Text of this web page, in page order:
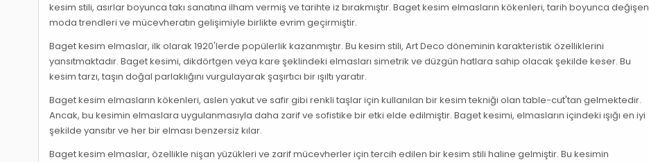
kesim stili, asırlar boyunca takı sanatına ilham vermiş ve tarihte iz bırakmıştır. Baget kesim elmasların kökenleri, tarih boyunca değişen
moda trendleri ve mücevheratın gelişimiyle birlikte evrim geçirmiştir.
Baget kesim elmaslar, ilk olarak 1920'lerde popülerlik kazanmıştır. Bu kesim stili, Art Deco döneminin karakteristik özelliklerini
yansıtmaktadır. Baget kesimi, dikdörtgen veya kare şeklindeki elmasları simetrik ve düzgün hatlara sahip olacak şekilde keser. Bu
kesim tarzı, taşın doğal parlaklığını vurgulayarak şaşırtıcı bir ışıltı yaratır.
Baget kesim elmasların kökenleri, aslen yakut ve safir gibi renkli taşlar için kullanılan bir kesim tekniği olan table-cut'tan gelmektedir.
Ancak, bu kesimin elmaslara uygulanmasıyla daha zarif ve sofistike bir etki elde edilmiştir. Baget kesimi, elmasların içindeki ışığı en iyi
şekilde yansıtır ve her bir elması benzersiz kılar.
Baget kesim elmaslar, özellikle nişan yüzükleri ve zarif mücevherler için tercih edilen bir kesim stili haline gelmiştir. Bu kesimin